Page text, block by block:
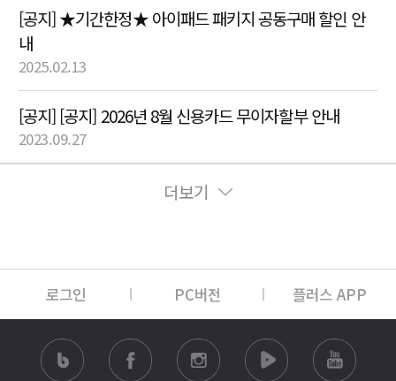
[공지] ★기간한정★ 아이패드 패키지 공동구매 할인 안
내
2025.02.13
[공지] [공지] 2026년 8월 신용카드 무이자할부 안내
2023.09.27
더보기
로그인 PC버전 플러스 APP